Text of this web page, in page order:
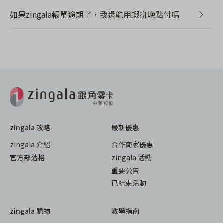
如果zingala帳單逾期了，我還能用蝦拼晚點付嗎
zingala 攻略
zingala 介紹
官方部落格
最新優惠
合作商家優惠
zingala 活動
重要公告
已結束活動
zingala 購物
教學指南